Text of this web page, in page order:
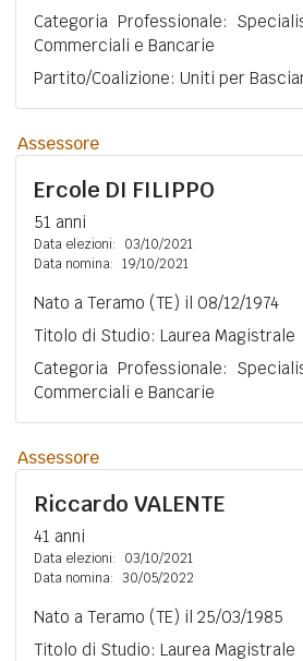
Categoria Professionale:
Commerciali e Bancarie
Partito/Coalizione: Uniti per
Assessore
Ercole DI FILIPPO
51 anni
Data elezioni:
03/10/2021
Data nomina: 19/10/2021
Nato a Teramo (TE) il 08/12/1974
Titolo di Studio: Laurea Magistrale
Categoria Professionale:
Commerciali e Bancarie
Assessore
Riccardo VALENTE
41 anni
Data elezioni:
03/10/2021
Data nomina: 30/05/2022
Nato a Teramo (TE) il 25/03/1985
Titolo di Studio: Laurea Magistrale